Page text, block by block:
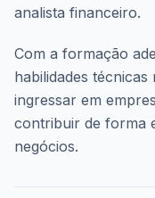
analista financeiro.
Com a formação
habilidades
ingressar em
contribuir de forma
negócios.